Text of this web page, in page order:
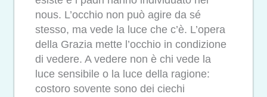
nous. L’occhio non può agire da sé
stesso, ma vede la luce che c’è. L’opera
della Grazia mette l’occhio in condizione
di vedere. A vedere non è chi vede la
luce sensibile o la luce della ragione:
costoro sovente sono dei ciechi